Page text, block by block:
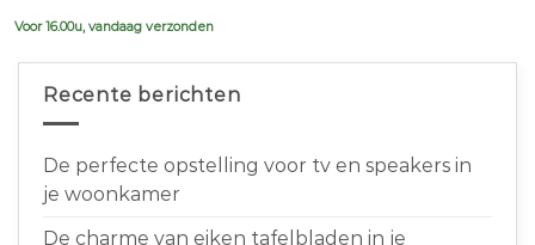
Voor 16.00u, vandaag verzonden
Recente berichten
De perfecte opstelling voor tv en speakers in
je woonkamer
De charme van eiken tafelbladen in je